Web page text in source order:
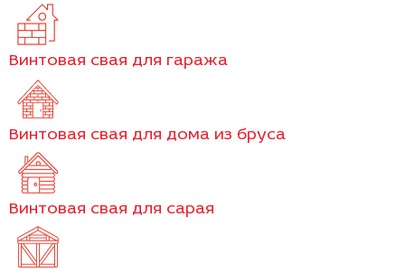
Винтовая свая для гаража
Винтовая свая для дома из бруса
Винтовая свая для сарая